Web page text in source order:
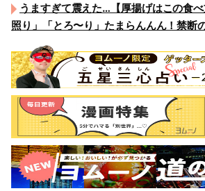
うますぎて震えた…【厚揚げはこの食
照り」「とろ〜り」たまらんんん！禁断